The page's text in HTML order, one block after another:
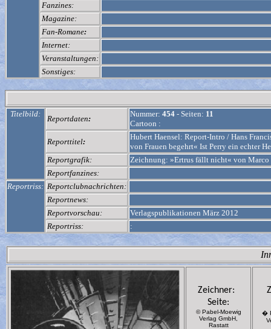
Fanzines:
Magazine:
Fan-Romane:
Internet:
Veranstaltungen:
Sonstiges:
Titelbild:
Reportdaten:
Nummer: 454 - Seiten: 11
Cartoon :
Reporttitel:
Hubert Haensel: Report-Intro / Hans
von Frauen begehrt« Ist Perry ein echter
Reportgrafik:
Zeichnung: »Ertrus fällt nicht« von Marco
Reportfanzines:
Reportriss: Reportclubnachrichten:
Reportnews:
Reportvorschau:
Verlagspublikationen März 2012
Reportriss:
:
Zeichner:
Seite:
© Pabel-Moewig
Verlag GmbH,
Rastatt
�